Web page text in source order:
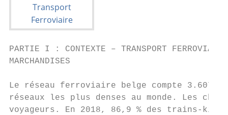
PARTIE I : CONTEXTE – TRANSPORT
MARCHANDISES
Le réseau ferroviaire belge compte 3.607
réseaux les plus denses au monde. Les
voyageurs. En 2018, 86,9 % des trains-